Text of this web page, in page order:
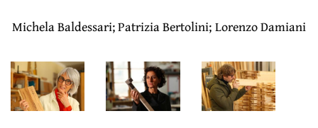
Michela Baldessari; Patrizia Bertolini;Lorenzo Damiani